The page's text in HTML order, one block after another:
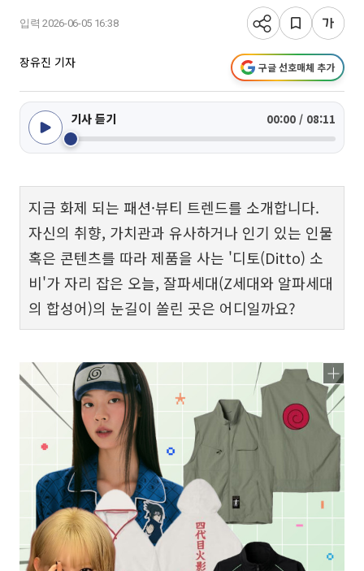
입력 2026-06-05 16:38
장유진 기자 구글 선호매체 추가
기사 듣기 00:00 / 08:11
지금 화제 되는 패션·뷰티 트렌드를 소개합니다.
자신의 취향, 가치관과 유사하거나 인기 있는 인물
혹은 콘텐츠를 따라 제품을 사는 '디토(Ditto) 소
비'가 자리 잡은 오늘, 잘파세대(Z세대와 알파세대
의 합성어)의 눈길이 쏠린 곳은 어디일까요?